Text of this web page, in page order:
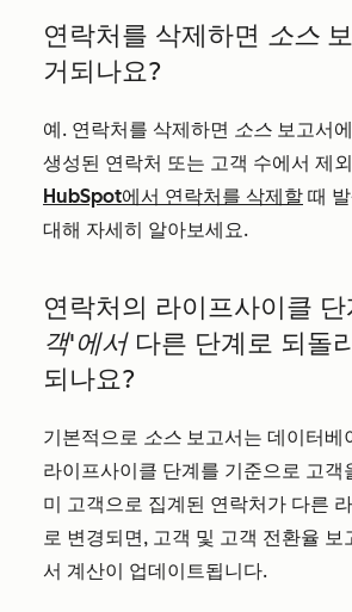
연락처를 삭제하면 소스
거되나요?
예. 연락처를 삭제하면 소스 보고서
생성된 연락처 또는 고객 수에서 제
HubSpot에서 연락처를 삭제할 때
대해 자세히 알아보세요.
연락처의 라이프사이클 단
객'에서다른 단계로 되돌
되나요?
기본적으로 소스 보고서는 데이터베
라이프사이클 단계를 기준으로 고객
미 고객으로 집계된 연락처가 다른
로 변경되면, 고객 및 고객 전환율 보
서 계산이 업데이트됩니다.